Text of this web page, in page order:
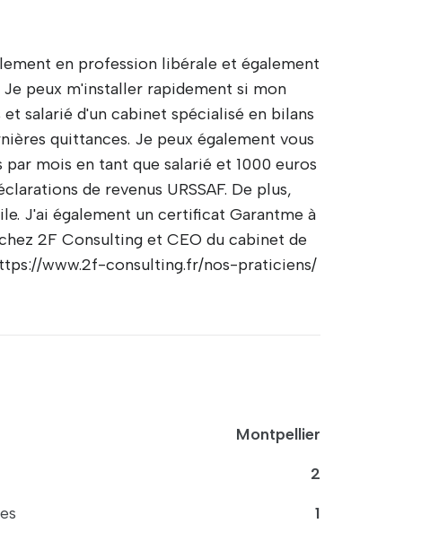
en profession libérale et également
peux m'installer rapidement si mon
salarié d'un cabinet spécialisé en bilans
quittances. Je peux également vous
mois en tant que salarié et 1000 euros
de revenus URSSAF. De plus,
J'ai également un certificat Garantme à
2F Consulting et CEO du cabinet de
www.2f-consulting.fr/nos-praticiens/
Montpellier
2
1